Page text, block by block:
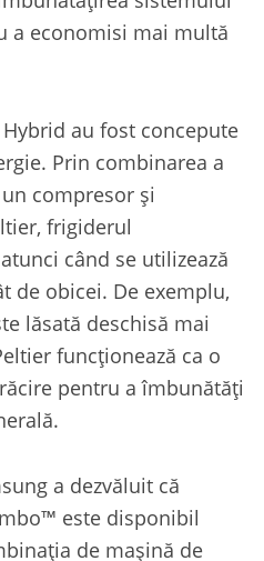
a economisi mai multă
au fost concepute
Prin combinarea a
compresor și
frigiderul
când se utilizează
de obicei. De exemplu,
lăsată deschisă mai
funcționează ca o
pentru a îmbunătăți
a dezvăluit că
este disponibil
de mașină de